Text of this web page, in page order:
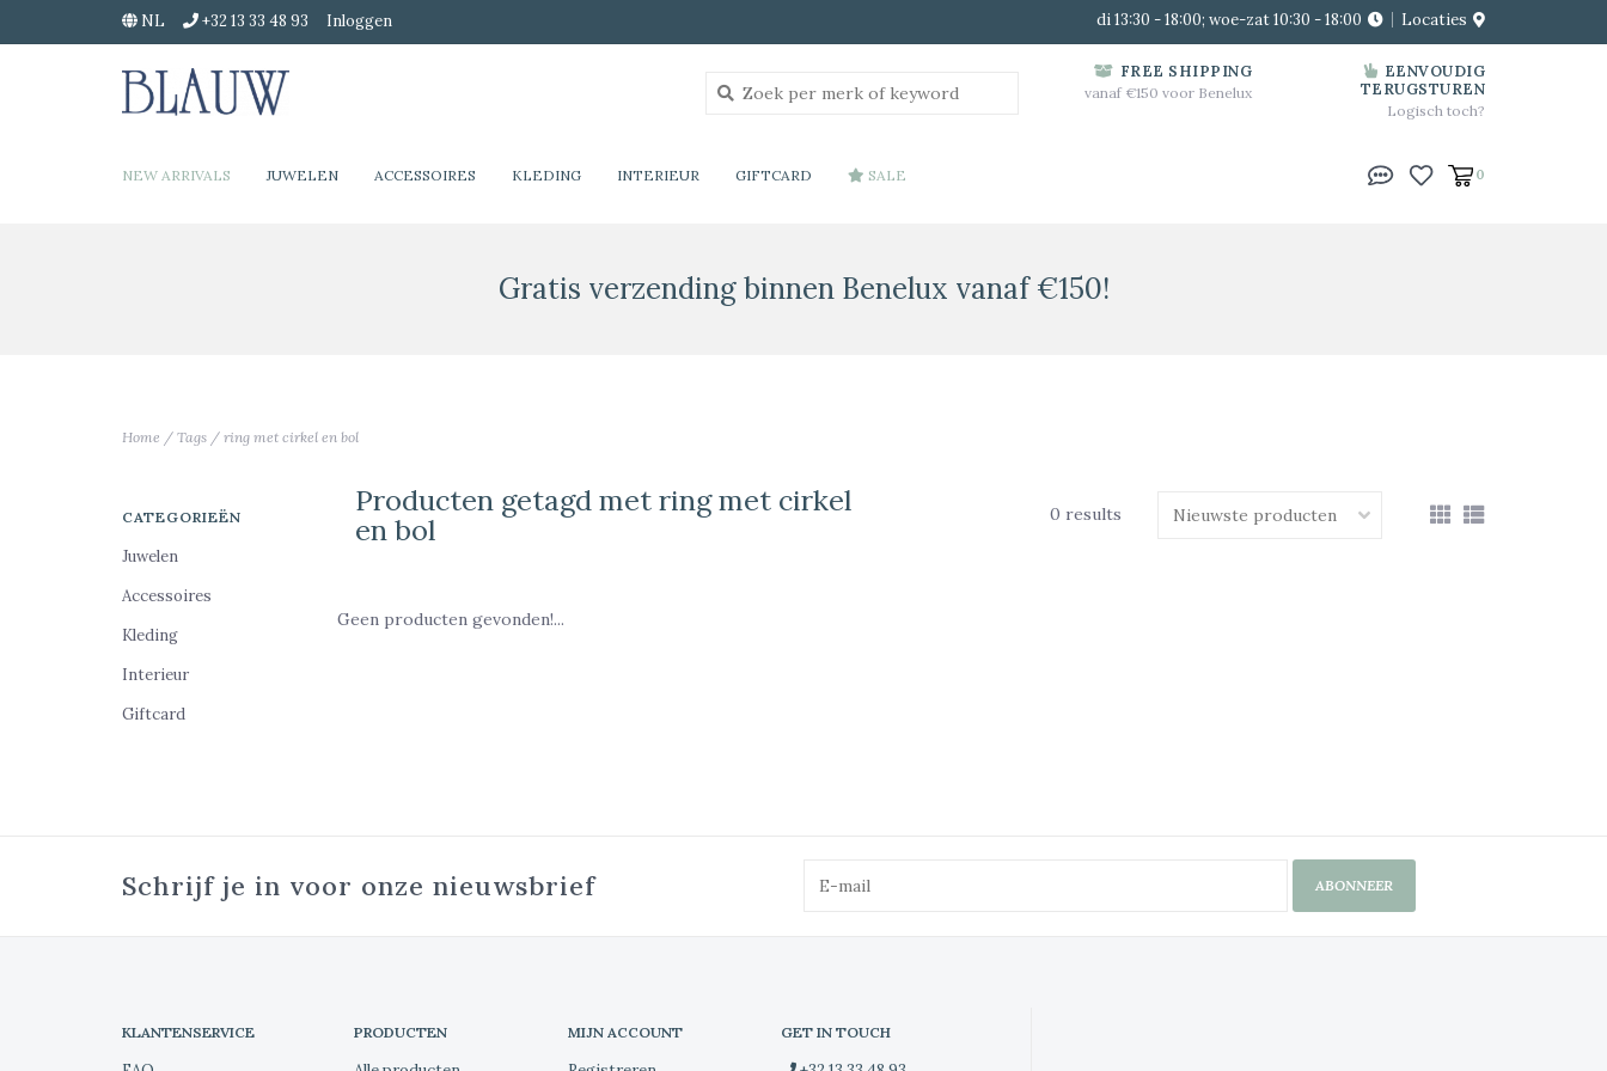
NL +32 13 33 48 93 Inloggen di 13:30 - 18:00; woe-zat 10:30 - 18:00 Locaties
FREE SHIPPING
vanaf €150 voor Benelux
EENVOUDIG
TERUGSTUREN
Logisch toch?
NEW ARRIVALS JUWELEN ACCESSOIRES KLEDING INTERIEUR GIFTCARD SALE 0
Gratis verzending binnen Benelux vanaf €150!
Home / Tags / ring met cirkel en bol
CATEGORIEËN
Juwelen
Accessoires
Kleding
Interieur
Giftcard
Producten getagd met ring met cirkel
en bol
0 results
Geen producten gevonden!...
Schrijf je in voor onze nieuwsbrief ABONNEER
KLANTENSERVICE PRODUCTEN MIJN ACCOUNT GET IN TOUCH